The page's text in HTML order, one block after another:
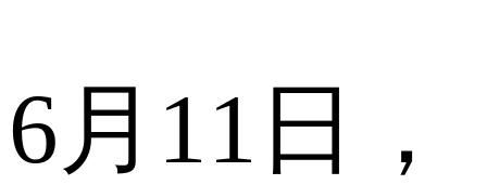
6月11日，